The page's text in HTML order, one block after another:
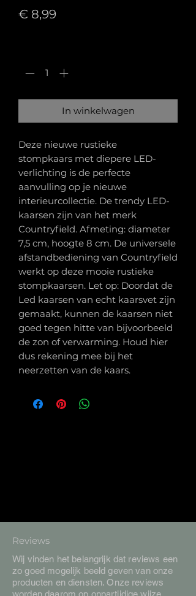
€ 8,99
In winkelwagen
Deze nieuwe rustieke
stompkaars met diepere LED-
verlichting is de perfecte
aanvulling op je nieuwe
interieurcollectie. De trendy LED-
kaarsen zijn van het merk
Countryfield. Afmeting: diameter
7,5 cm, hoogte 8 cm. De universele
afstandbediening van Countryfield
werkt op deze mooie rustieke
stompkaarsen. Let op: Doordat de
Led kaarsen van echt kaarsvet zijn
gemaakt, kunnen de kaarsen niet
goed tegen hitte van bijvoorbeeld
de zon of verwarming. Houd hier
dus rekening mee bij het
neerzetten van de kaars.
Reviews
Wij vinden het belangrijk dat reviews een
zo goed mogelijk beeld geven van onze
producten en diensten. Onze reviews
worden daarom op onpartijdige wijze